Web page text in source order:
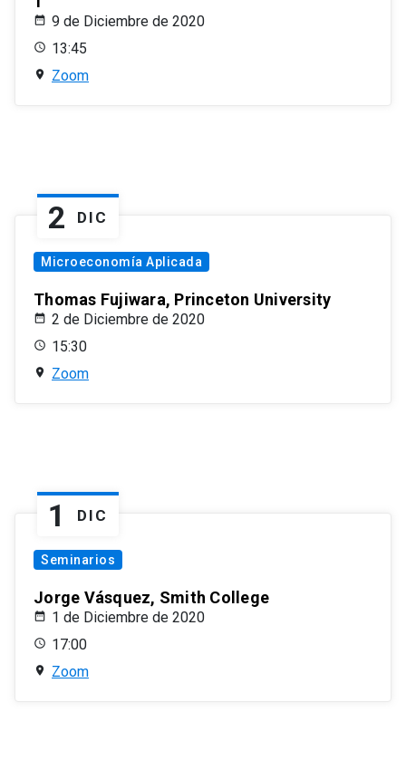
9 de Diciembre de 2020
13:45
Zoom
2 DIC
Microeconomía Aplicada
Thomas Fujiwara, Princeton University
2 de Diciembre de 2020
15:30
Zoom
1 DIC
Seminarios
Jorge Vásquez, Smith College
1 de Diciembre de 2020
17:00
Zoom